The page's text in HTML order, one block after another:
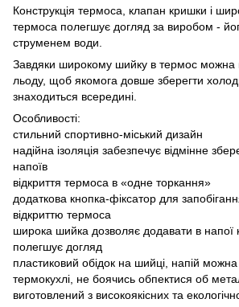
Конструкція термоса, клапан кришки і
термоса полегшує догляд за виробом -
струменем води.
Завдяки широкому шийку в термос можна
льоду, щоб якомога довше зберегти
знаходиться всередині.
Особливості:
стильний спортивно-міський дизайн
надійна ізоляція забезпечує відмінне
напоїв
відкриття термоса в «одне торкання»
додаткова кнопка-фіксатор для
відкриттю термоса
широка шийка дозволяє додавати в напої
полегшує догляд
пластиковий обідок на шийці, напій
термокухлі, не боячись обпектися об
виготовлений з високоякісних та